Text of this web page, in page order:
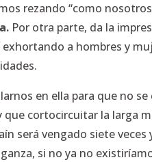
rezando “como
Por otra parte, da la
a hombres y
en ella para que no
cortocircuitar la larga
será vengado siete
si no ya no